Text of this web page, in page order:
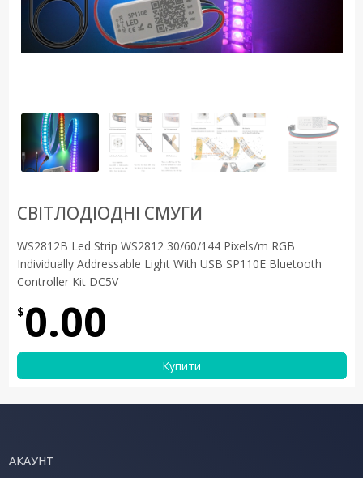
СВІТЛОДІОДНІ СМУГИ
WS2812B Led Strip WS2812 30/60/144 Pixels/m RGB
Individually Addressable Light With USB SP110E Bluetooth
Controller Kit DC5V
$0.00
Купити
АКАУНТ